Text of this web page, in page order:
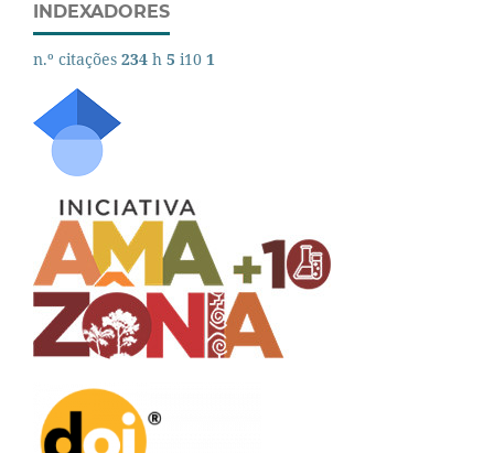
INDEXADORES
n.º citações 234 h 5 i10 1